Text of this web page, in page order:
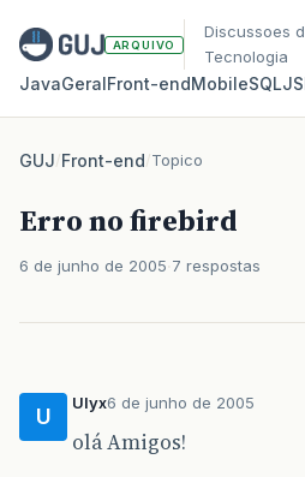
ARQUIVO
Discussoes
Tecnologia
JavaGeralFront‑endMobileSQLJS
GUJ/Front-end/Topico
Erro no firebird
6 de junho de 2005 7 respostas
U
Ulyx6 de junho de 2005
olá Amigos!